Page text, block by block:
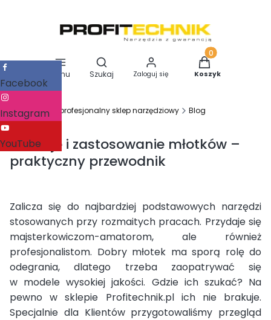
Menu
Otwórz wyszukiwarkę
Szukaj Zaloguj się
Produkty w
Koszyk
Profitechnik - profesjonalny sklep narzędziowy Blog
Rodzaje i zastosowanie młotków –
praktyczny przewodnik
Zalicza się do najbardziej podstawowych narzędzi
stosowanych przy rozmaitych pracach. Przydaje się
majsterkowiczom-amatorom, ale również
profesjonalistom. Dobry młotek ma sporą rolę do
odegrania, dlatego trzeba zaopatrywać się
w modele wysokiej jakości. Gdzie ich szukać? Na
pewno w sklepie Profitechnik.pl ich nie brakuje.
Specjalnie dla Klientów przygotowaliśmy przegląd
Facebook
Instagram
YouTube